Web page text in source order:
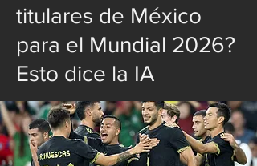
titulares de México
para el Mundial 2026?
Esto dice la IA